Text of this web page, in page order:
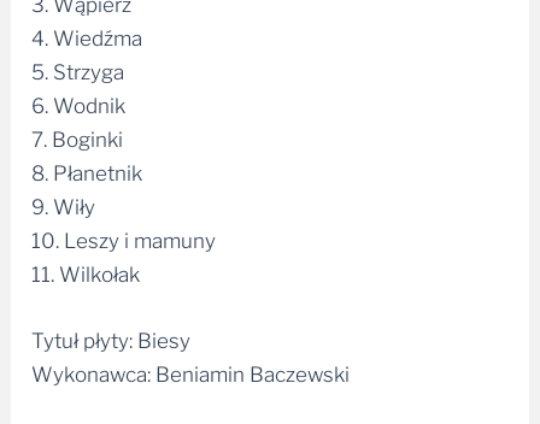
3. Wąpierz
4. Wiedźma
5. Strzyga
6. Wodnik
7. Boginki
8. Płanetnik
9. Wiły
10. Leszy i mamuny
11. Wilkołak
Tytuł płyty: Biesy
Wykonawca: Beniamin Baczewski